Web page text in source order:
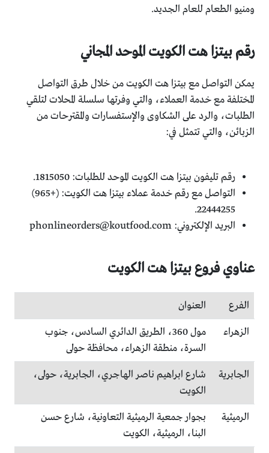
ومنيو الطعام للعام الجديد.
رقم بيتزا هت الكويت الموحد المجاني
يمكن التواصل مع بيتزا هت الكويت من خلال طرق التواصل
المختلفة مع خدمة العملاء، والتي وفرتها سلسلة المحلات لتلقي
الطلبات، والرد على الشكاوى والإستفسارات والمقترحات من
الزبائن، والتي تتمثل في:
رقم تليفون بيتزا هت الكويت الموحد للطلبات: 1815050.
التواصل مع رقم خدمة عملاء بيتزا هت الكويت: (+965)
22444255.
البريد الإلكتروني: phonlineorders@koutfood.com
عناوي فروع بيتزا هت الكويت
الفرع العنوان
الزهراء
مول 360، الطريق الدائري السادس، جنوب
السرة، منطقة الزهراء، محافظة حولى
الجابرية
شارع ابراهيم ناصر الهاجري، الجابرية، حولى،
الكويت
الرميثية
بجوار جمعية الرميثية التعاونية، شارع حسن
البنا، الرميثية، الكويت